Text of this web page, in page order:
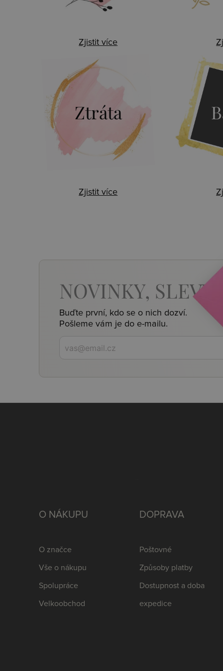
Zjistit více
Ztráta
Zjistit více
NOVINKY,
Buďte první, kdo se o nich dozví.
Pošleme vám je do e-mailu.
O NÁKUPU
O značce
Vše o nákupu
Spolupráce
Velkoobchod
DOPRAVA
Poštovné
Způsoby platby
Dostupnost a doba
expedice